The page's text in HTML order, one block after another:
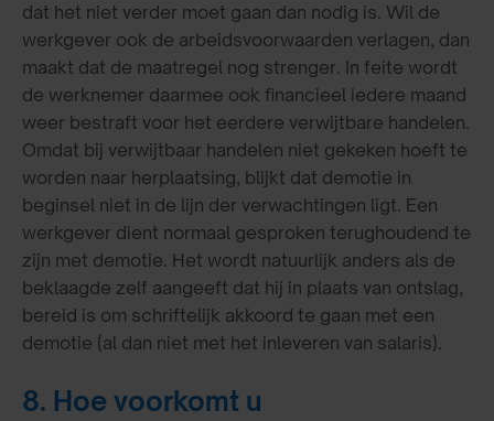
dat het niet verder moet gaan dan nodig is. Wil de
werkgever ook de arbeidsvoorwaarden verlagen, dan
maakt dat de maatregel nog strenger. In feite wordt
de werknemer daarmee ook financieel iedere maand
weer bestraft voor het eerdere verwijtbare handelen.
Omdat bij verwijtbaar handelen niet gekeken hoeft te
worden naar herplaatsing, blijkt dat demotie in
beginsel niet in de lijn der verwachtingen ligt. Een
werkgever dient normaal gesproken terughoudend te
zijn met demotie. Het wordt natuurlijk anders als de
beklaagde zelf aangeeft dat hij in plaats van ontslag,
bereid is om schriftelijk akkoord te gaan met een
demotie (al dan niet met het inleveren van salaris).
8. Hoe voorkomt u